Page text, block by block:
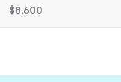
$8,600